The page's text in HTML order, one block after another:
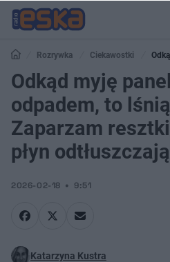
Rozrywka Ciekawostki
bez smug. Zaparzam resztki i uzyskuję płyn
Odkąd myję
odpadem, to
Zaparzam
płyn
2026-02-18 9:51
Katarzyna Kustra